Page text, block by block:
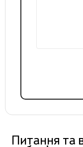
Питання та